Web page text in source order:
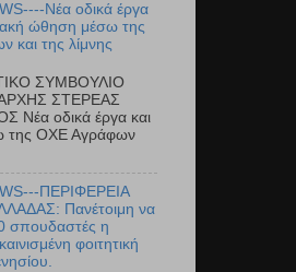
Νέα οδικά έργα
ώθηση μέσω της
και της λίμνης
ΣΥΜΒΟΥΛΙΟ
ΣΤΕΡΕΑΣ
οδικά έργα και
της ΟΧΕ Αγράφων
ΠΕΡΙΦΕΡΕΙΑ
Πανέτοιμη να
σπουδαστές η
φοιτητική